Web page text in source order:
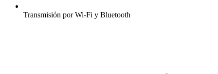
Transmisión por Wi-Fi y Bluetooth